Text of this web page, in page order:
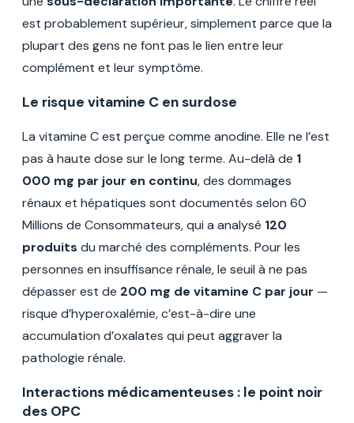
est probablement supérieur, simplement parce que la
plupart des gens ne font pas le lien entre leur
complément et leur symptôme.
Le risque vitamine C en surdose
La vitamine C est perçue comme anodine. Elle ne l’est
pas à haute dose sur le long terme. Au-delà de 1
000 mg par jour en continu, des dommages
rénaux et hépatiques sont documentés selon 60
Millions de Consommateurs, qui a analysé 120
produits du marché des compléments. Pour les
personnes en insuffisance rénale, le seuil à ne pas
dépasser est de 200 mg de vitamine C par jour —
risque d’hyperoxalémie, c’est-à-dire une
accumulation d’oxalates qui peut aggraver la
pathologie rénale.
Interactions médicamenteuses : le point noir
des OPC